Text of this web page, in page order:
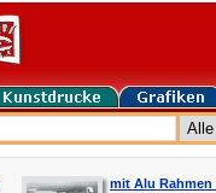
mit Alu